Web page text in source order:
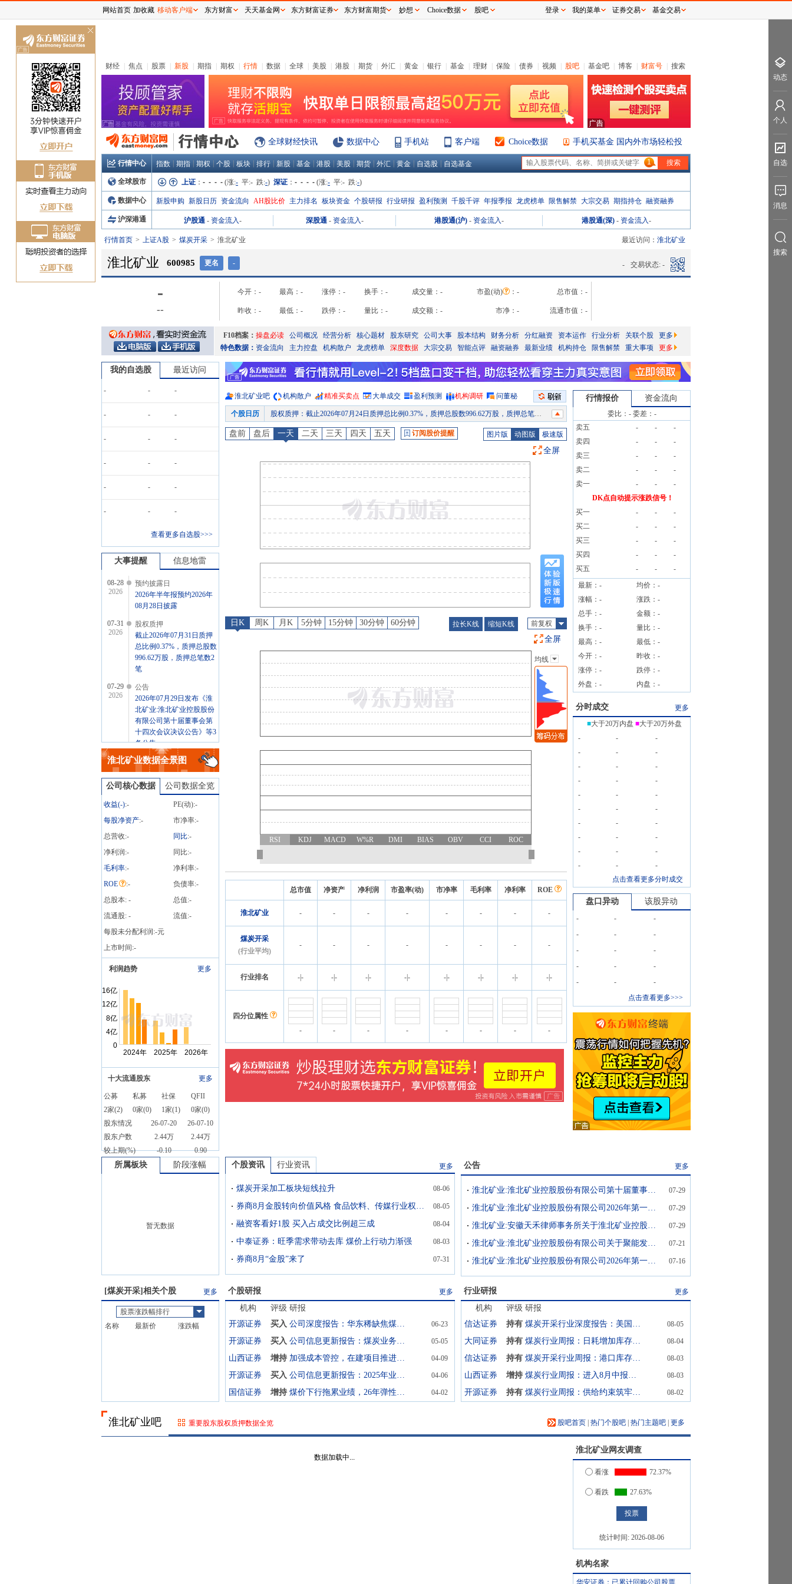
财经 焦点 股票 新股 期指 期权 行情 数据 全球 美股 港股 期货 外汇 黄金 银行 基金 理财 保险 债券 视频 股吧 基金吧 博客 财富号 搜索
全球财经快讯 数据中心 手机站 客户端 Choice数据 手机买基金 国内外市场轻松投
行情中心 指数 期指 期权 个股 板块 排行 新股 基金 港股 美股 期货 外汇 黄金 自选股 自选基金 1
全球股市 上证 ： - - - - (涨:- 平:- 跌:-) 深证 ： - - - - (涨:- 平:- 跌:-)
数据中心 新股申购 新股日历 资金流向 AH股比价 主力排名 板块资金 个股研报 行业研报 盈利预测 千股千评 年报季报 龙虎榜单 限售解禁 大宗交易 期指持仓 融资融券
沪深港通 沪股通 - 资金流入- 深股通 - 资金流入- 港股通(沪) - 资金流入- 港股通(深) - 资金流入-
行情首页 上证A股 煤炭开采 淮北矿业 最近访问： 淮北矿业
淮北矿业 600985 更名 - - 交易状态: -
-
--
今开： - 最高： - 涨停： - 换手： - 成交量： - 市盈(动) ： - 总市值： -
昨收： - 最低： - 跌停： - 量比： - 成交额： - 市净： - 流通市值： -
F10档案： 操盘必读 公司概况 经营分析 核心题材 股东研究 公司大事 股本结构 财务分析 分红融资 资本运作 行业分析 关联个股
更多
特色数据： 资金流向 主力控盘 机构散户 龙虎榜单 深度数据 大宗交易 智能点评 融资融券 最新业绩 机构持仓 限售解禁 重大事项 更多
我的自选股 最近访问
- - -
- - -
- - -
- - -
- - -
- - -
查看更多自选股>>>
大事提醒 信息地雷
08-28
2026
预约披露日
2026年半年报预约2026年
08月28日披露
07-31
2026
股权质押
截止2026年07月31日质押
总比例0.37%，质押总股数
996.62万股，质押总笔数2
笔
07-29
2026
公告
2026年07月29日发布《淮
北矿业:淮北矿业控股股份
有限公司第十届董事会第
十四次会议决议公告》等3
条公告
07-28
2026
股东大会
于2026-07-28召开2026年第
一次临时股东大会
淮北矿业数据全景图
公司核心数据 公司数据全览
收益(-):- PE(动):-
每股净资产:- 市净率:-
总营收:- 同比:-
净利润:- 同比:-
毛利率:- 净利率:-
ROE
:- 负债率:-
总股本: - 总值:-
流通股: - 流值:-
每股未分配利润:-元
上市时间:-
利润趋势 更多
十大流通股东 更多
公募 私募 社保
QFII
2家(2) 0家(0) 1家(1) 0家(0)
股东情况
26-07-20
26-07-10
股东户数
2.44万
2.44万
较上期(%)
-0.10 0.90
淮北矿业吧 机构散户 精准买卖点 大单成交 盈利预测 机构调研 问董秘
个股日历 股权质押 ： 截止2026年07月24日质押总比例0.37%，质押总股数996.62万股，质押总笔数2笔
股东户数：2026年07月21日公布截止2026年07月20日股东户数24417户，比上期减少25户
：
2026年07月21日发布《淮北矿业:淮北矿业控股股份有限公司关于聚能发电一号机组通过168小时试运行的公告》
股权质押：截止2026年07月17日质押总比例0.37%，质押总股数996.62万股，质押总笔数2笔
股东户数 ：2026年07月13日公布截止2026年07月10日股东户数24442户，比上期增加218户
预约披露日：2026年半年报预约2026年08月28日披露
股权质押 ：截止2026年07月31日质押总比例0.37%，质押总股数996.62万股，质押总笔数2笔
股东大会：于2026-07-28召开2026年第一次临时股东大会
盘前 盘后 一天 二天 三天 四天 五天 订阅股价提醒 图片版 动图版 极速版
全屏
日K 周K 月K 5分钟 15分钟 30分钟 60分钟 拉长K线 缩短K线 前复权
全屏
主图指标
均线
EXPMA
SAR
BBI
RSI KDJ MACD W%R DMI BIAS OBV CCI ROC
均线
总市值 净资产 净利润 市盈率(动) 市净率 毛利率 净利率 ROE
淮北矿业 - - - - - - - -
煤炭开采
(行业平均)
- - - - - - - -
行业排名 -- -- -|- -- -|- -|- -|- --
四分位属性
-
- - - - - - -
行情报价 资金流向
委比： -委差： -
卖五
- -
-
卖四
- -
-
卖三
- -
-
卖二
- -
-
卖一
- -
-
DK点自动提示涨跌信号！
买一
- -
-
买二
- -
-
买三
- -
-
买四
- -
-
买五
- -
-
最新： - 均价： -
涨幅： - 涨跌： -
总手： - 金额： -
换手： - 量比： -
最高： - 最低： -
今开： - 昨收： -
涨停： - 跌停： -
外盘： - 内盘： -
分时成交
更多
■大于20万内盘 ■大于20万外盘
-
-
-
-
-
-
-
-
-
-
-
-
-
-
-
-
-
-
-
-
-
-
-
-
-
-
-
-
-
-
点击查看更多分时成交
盘口异动 该股异动
- -
-
-
-
-
-
-
-
-
-
-
-
-
-
点击查看更多>>>
所属板块 阶段涨幅
暂无数据
个股资讯 行业资讯 更多
煤炭开采加工板块短线拉升 08-06
券商8月金股转向价值风格 食品饮料、传媒行业权重明显增加 08-05
融资客看好1股 买入占成交比例超三成 08-04
中泰证券：旺季需求带动去库 煤价上行动力渐强 08-03
券商8月“金股”来了 07-31
公告 更多
淮北矿业:淮北矿业控股股份有限公司第十届董事会第十四次会议决议公告 07-29
淮北矿业:淮北矿业控股股份有限公司2026年第一次临时股东会决议公告 07-29
淮北矿业:安徽天禾律师事务所关于淮北矿业控股股份有限公司2026年第一次临时股东会的法律意见书 07-29
淮北矿业:淮北矿业控股股份有限公司关于聚能发电一号机组通过168小时试运行的公告 07-21
淮北矿业:淮北矿业控股股份有限公司2026年第一次临时股东会会议资料 07-16
[煤炭开采]相关个股 更多
股票涨跌幅排行
名称
最新价 涨跌幅
个股研报 更多
机构 评级 研报
开源证券
买入 公司深度报告：华东稀缺焦煤龙头，量价齐升业绩兑现 06-23
开源证券 买入 公司信息更新报告：煤炭业务规模扩张稳健运行，煤化工业务贡献新增长动力 05-05
山西证券 增持 加强成本管控，在建项目推进公司成长 04-09
开源证券 买入 公司信息更新报告：2025年业绩承压，2026年有望量价齐升，高分红价值凸显 04-06
国信证券 增持 煤价下行拖累业绩，26年弹性与成长兼备 04-02
行业研报 更多
机构 评级 研报
信达证券
持有 煤炭开采行业深度报告：美国缺电系列研究：历史成因与现实影响 08-05
大同证券 持有 煤炭行业周报：日耗增加库存去化，旺季刚需延续煤价韧性 08-04
信达证券 持有 煤炭开采行业周报：港口库存持续去化，煤价有望偏强运行 08-03
山西证券 增持 煤炭行业周报：进入8月中报季，关注业绩兑现 08-03
开源证券 持有 煤炭行业周报：供给约束筑牢价格底部，旺季刚需下煤价韧性延续 08-02
淮北矿业吧 重要股东股权质押数据全览 股吧首页 热门个股吧 热门主题吧 更多
淮北矿业网友调查
看涨 72.37%
看跌 27.63%
统计时间: 2026-08-06
机构名家
华安证券：已累计回购公司股票
网站首页 加收藏 移动客户端 东方财富 天天基金网 东方财富证券 东方财富期货 妙想 Choice数据 股吧 登录 我的菜单 证券交易 基金交易
动态
个人
自选
消息
搜索